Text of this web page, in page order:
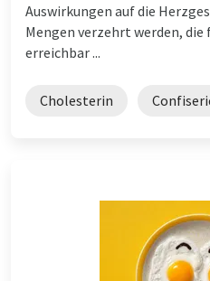
Auswirkungen auf die
Mengen verzehrt werden,
erreichbar ...
Cholesterin